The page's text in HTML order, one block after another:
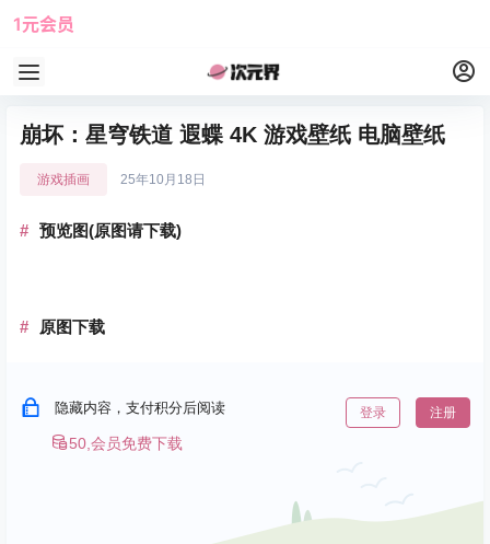
1元会员
崩坏：星穹铁道 遐蝶 4K 游戏壁纸 电脑壁纸
游戏插画 25年10月18日
预览图(原图请下载)
原图下载
隐藏内容，支付积分后阅读
50,会员免费下载
登录 注册